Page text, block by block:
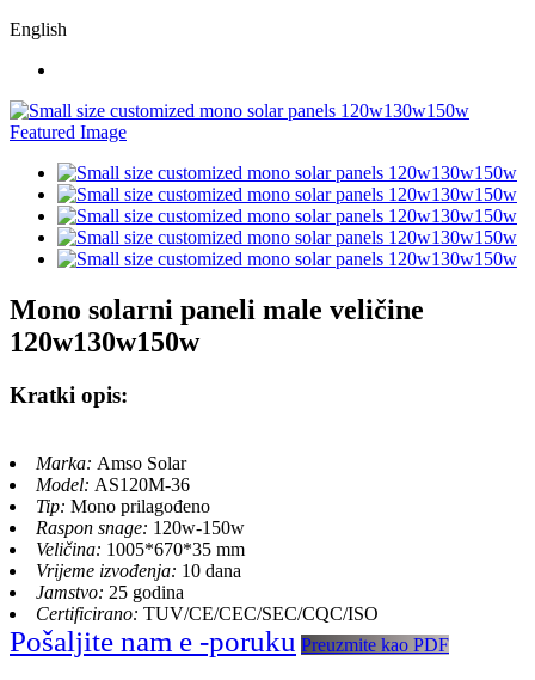
English
Mono solarni paneli male veličine
120w130w150w
Kratki opis:
Marka: Amso Solar
Model: AS120M-36
Tip: Mono prilagođeno
Raspon snage: 120w-150w
Veličina: 1005*670*35 mm
Vrijeme izvođenja: 10 dana
Jamstvo: 25 godina
Certificirano: TUV/CE/CEC/SEC/CQC/ISO
Pošaljite nam e -poruku Preuzmite kao PDF